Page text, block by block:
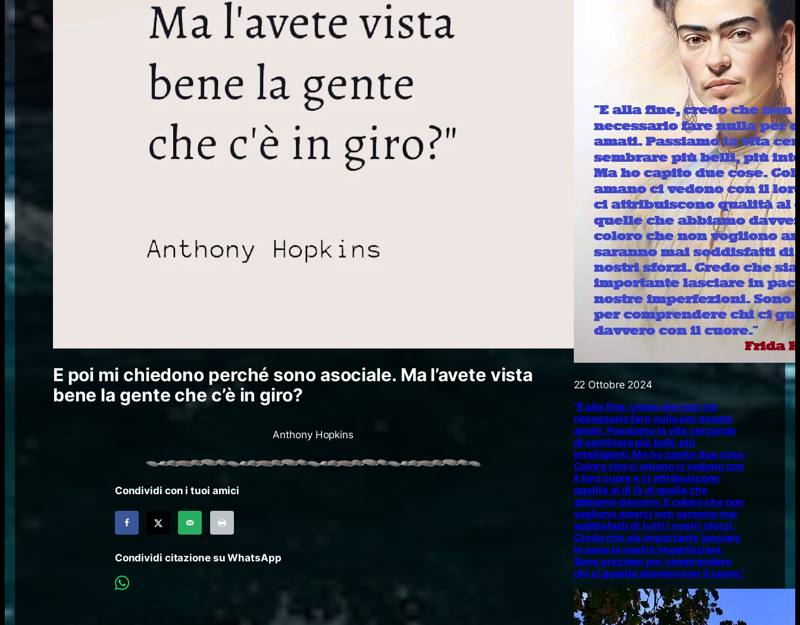
E poi mi chiedono perché sono asociale. Ma l’avete vista
bene la gente che c’è in giro?
Anthony Hopkins
Condividi con i tuoi amici
Condividi citazione su WhatsApp
22 Ottobre 2024
“E alla fine, credo che non sia
necessario fare nulla per essere
amati. Passiamo la vita cercando
di sembrare più belli, più
intelligenti. Ma ho capito due cose.
Coloro che ci amano ci vedono con
il loro cuore e ci attribuiscono
qualità al di là di quelle che
abbiamo davvero. E coloro che non
vogliono amarci non saranno mai
soddisfatti di tutti i nostri sforzi.
Credo che sia importante lasciare
in pace le nostre imperfezioni.
Sono preziose per comprendere
chi ci guarda davvero con il cuore.”